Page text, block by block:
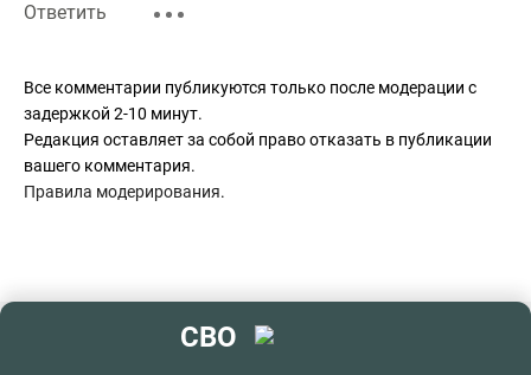
Ответить
Все комментарии публикуются только после модерации с
задержкой 2-10 минут.
Редакция оставляет за собой право отказать в публикации
вашего комментария.
Правила модерирования.
СВО